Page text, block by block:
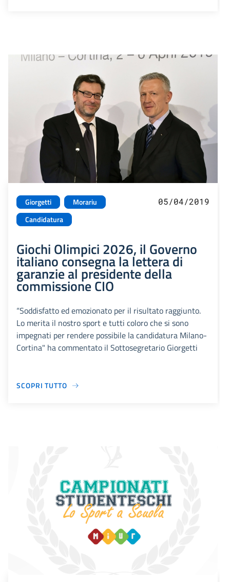
Giorgetti
Morariu
Candidatura
05/04/2019
Giochi Olimpici 2026, il Governo
italiano consegna la lettera di
garanzie al presidente della
commissione CIO
“Soddisfatto ed emozionato per il risultato raggiunto.
Lo merita il nostro sport e tutti coloro che si sono
impegnati per rendere possibile la candidatura Milano-
Cortina" ha commentato il Sottosegretario Giorgetti
SCOPRI TUTTO